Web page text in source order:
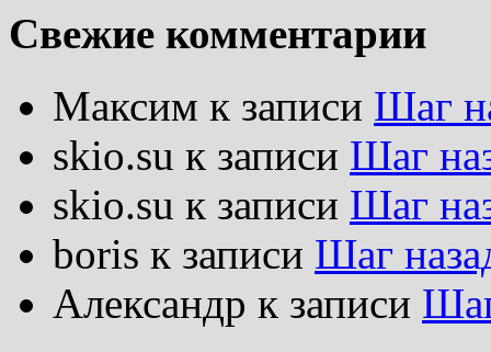
Свежие комментарии
Максим к записи Шаг
skio.su к записи Шаг
skio.su к записи Шаг
boris к записи Шаг
Александр к записи